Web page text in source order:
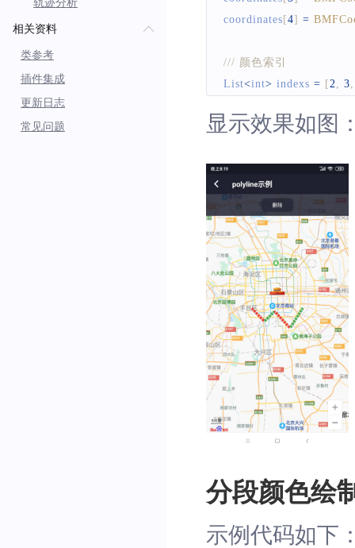
轨迹分析
相关资料
类参考
插件集成
更新日志
常见问题
coordinates[4] =
/// 颜色索引
List<int> indexs = [ 2 3
/// 颜色集
colors
Colors.blue
colors[1]
=
colors[3] = Colors green
BMFPolyline
id:
coordinates:
indexs: indexs,
colors
colors ,
width: 16,
dottedLine: true ,
lineDashType:
/// 添加polyline
显示效果如图
分段颜色绘
示例代码如下